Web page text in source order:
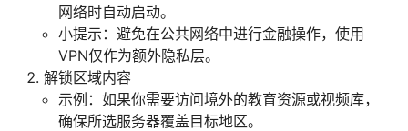
网络时自动启动。
小提示：避免在公共网络中进行金融操作，使用
VPN仅作为额外隐私层。
解锁区域内容
示例：如果你需要访问境外的教育资源或视频库，
确保所选服务器覆盖目标地区。